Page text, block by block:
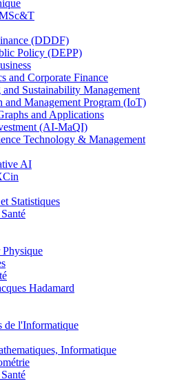
(DDDF)
Policy (DEPP)
and Corporate Finance
Sustainability Management
Management Program (IoT)
and Applications
(AI-MaQI)
Technology & Management
AI
Statistiques
Hadamard
l'Informatique
Informatique